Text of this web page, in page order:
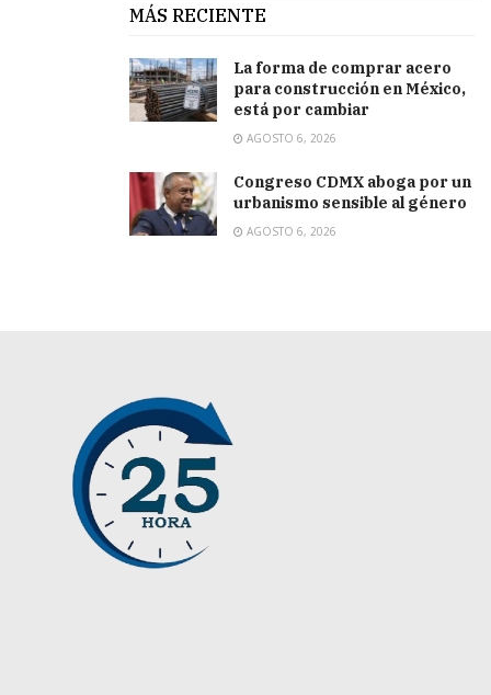
MÁS RECIENTE
La forma de comprar acero
para construcción en México,
está por cambiar
AGOSTO 6, 2026
Congreso CDMX aboga por un
urbanismo sensible al género
AGOSTO 6, 2026